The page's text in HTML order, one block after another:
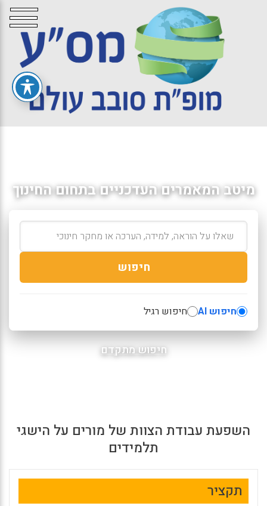
מיטב המאמרים העדכניים בתחום החינוך
חיפוש
חיפוש AI חיפוש רגיל
חיפוש מתקדם
השפעת עבודת הצוות של מורים על הישגי
תלמידים
תקציר